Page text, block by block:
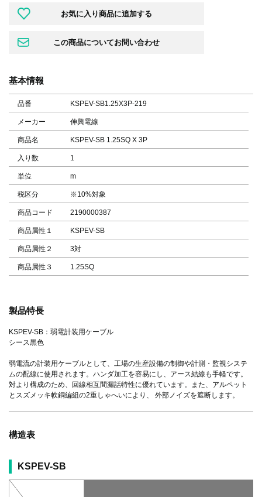
基本情報
品番 KSPEV-SB1.25X3P-219
メーカー 伸興電線
商品名 KSPEV-SB 1.25SQ X 3P
入り数 1
単位 m
税区分 ※10%対象
商品コード 2190000387
商品属性１ KSPEV-SB
商品属性２ 3対
商品属性３ 1.25SQ
製品特長
KSPEV-SB：弱電計装用ケーブル
シース黒色
弱電流の計装用ケーブルとして、工場の生産設備の制御や計測・監視システ
ムの配線に使用されます。ハンダ加工を容易にし、アース結線も手軽です。
対より構成のため、回線相互間漏話特性に優れています。また、アルペット
とスズメッキ軟銅編組の2重しゃへいにより、 外部ノイズを遮断します。
構造表
KSPEV-SB